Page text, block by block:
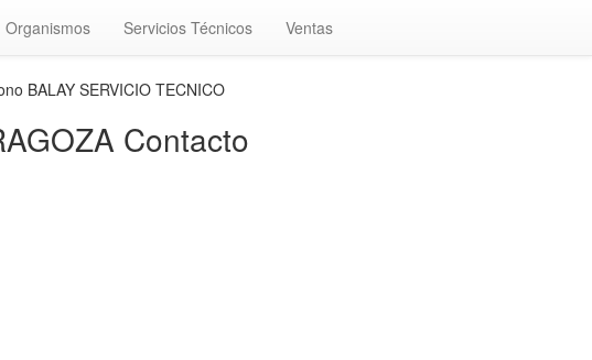
Organismos Servicios Técnicos Ventas
BALAY SERVICIO TECNICO
Contacto